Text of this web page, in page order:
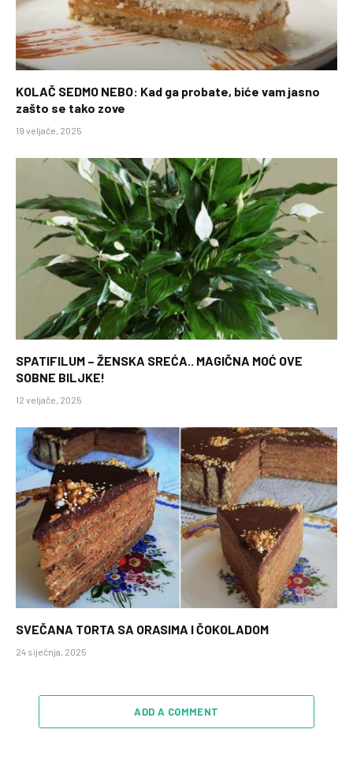
KOLAČ SEDMO NEBO: Kad ga probate, biće vam jasno
zašto se tako zove
19 veljače, 2025
SPATIFILUM – ŽENSKA SREĆA.. MAGIČNA MOĆ OVE
SOBNE BILJKE!
12 veljače, 2025
SVEČANA TORTA SA ORASIMA I ČOKOLADOM
24 siječnja, 2025
ADD A COMMENT